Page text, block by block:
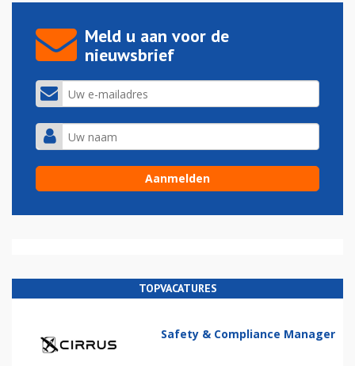
Meld u aan voor de
nieuwsbrief
TOPVACATURES
Safety & Compliance Manager